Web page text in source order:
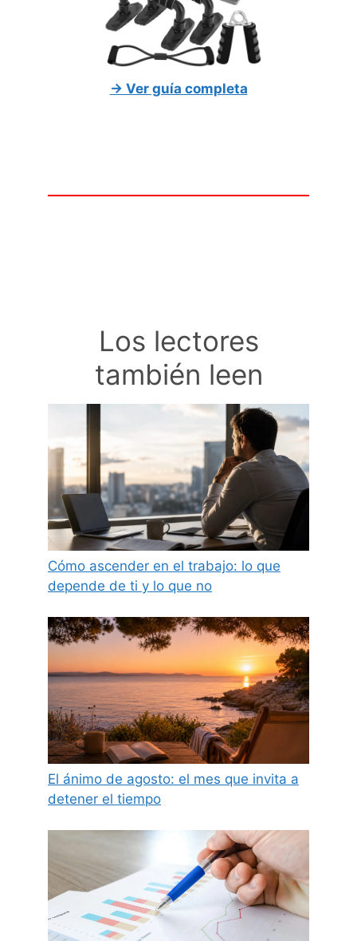
→ Ver guía completa
Los lectores
también leen
Cómo ascender en el trabajo: lo que
depende de ti y lo que no
El ánimo de agosto: el mes que invita a
detener el tiempo